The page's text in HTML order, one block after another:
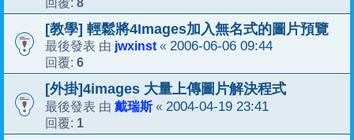
[教學] 輕鬆將4Images加入無名式的圖片預覽
最後發表 由 jwxinst « 2006-06-06 09:44
回覆: 6
[外掛]4images 大量上傳圖片解決程式
最後發表 由 戴瑞斯« 2004-04-19 23:41
回覆: 1